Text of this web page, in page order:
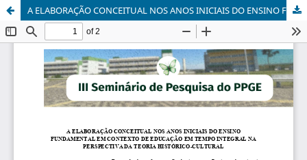
A ELABORAÇÃO CONCEITUAL NOS ANOS INICIAIS DO ENSINO FUNDAMENTAL EM CONTEXTO DE EDUCAÇÃO EM TEMPO INTEGRAL NA PERSPECTIVA DA TEORIA HISTÓRICO-CULTURAL